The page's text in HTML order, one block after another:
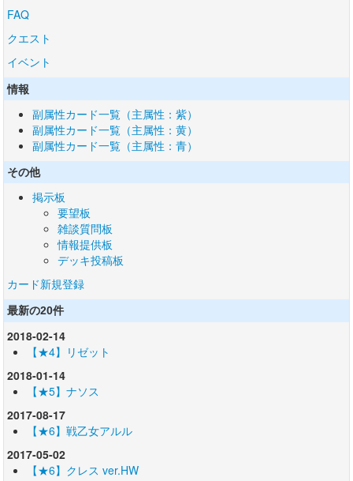
FAQ
クエスト
イベント
情報
副属性カード一覧（主属性：紫）
副属性カード一覧（主属性：黄）
副属性カード一覧（主属性：青）
その他
掲示板
要望板
雑談質問板
情報提供板
デッキ投稿板
カード新規登録
最新の20件
2018-02-14
【★4】リゼット
2018-01-14
【★5】ナソス
2017-08-17
【★6】戦乙女アルル
2017-05-02
【★6】クレス ver.HW